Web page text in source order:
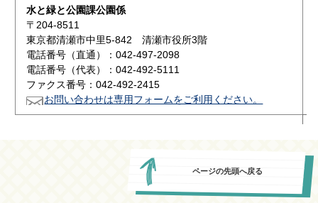
水と緑と公園課公園係
〒204-8511
東京都清瀬市中里5-842 清瀬市役所3階
電話番号（直通）：042-497-2098
電話番号（代表）：042-492-5111
ファクス番号：042-492-2415
お問い合わせは専用フォームをご利用ください。
ページの先頭へ戻る